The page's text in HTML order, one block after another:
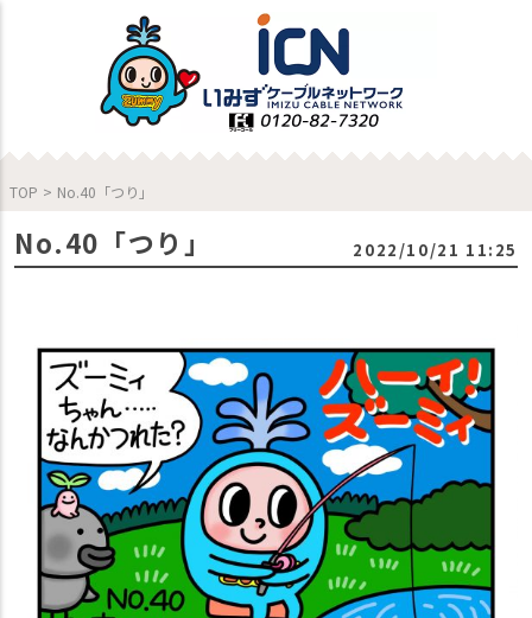
TOP > No.40「つり」
No.40「つり」 2022/10/21 11:25